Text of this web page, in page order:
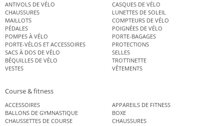
ANTIVOLS DE VÉLO
CASQUES DE VÉLO
CHAUSSURES
LUNETTES DE SOLEIL
MAILLOTS
COMPTEURS DE VÉLO
PÉDALES
POIGNÉES DE VÉLO
POMPES À VÉLO
PORTE-BAGAGES
PORTE-VÉLOS ET ACCESSOIRES
PROTECTIONS
SACS À DOS DE VÉLO
SELLES
BÉQUILLES DE VÉLO
TROTTINETTE
VESTES
VÊTEMENTS
Course & fitness
ACCESSOIRES
APPAREILS DE FITNESS
BALLONS DE GYMNASTIQUE
BOXE
CHAUSSETTES DE COURSE
CHAUSSURES